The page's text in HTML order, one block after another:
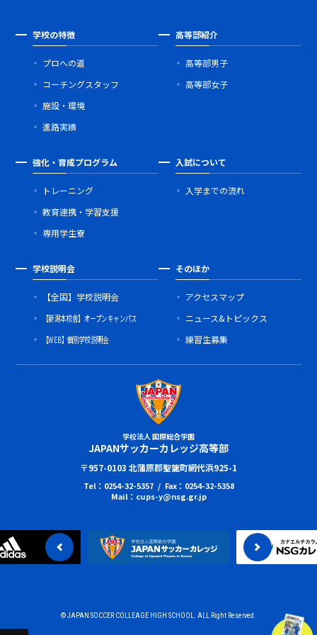
学校の特徴
プロへの道
コーチングスタッフ
施設・環境
進路実績
高等部紹介
高等部男子
高等部女子
強化・育成プログラム
トレーニング
教育連携・学習支援
専用学生寮
入試について
入学までの流れ
学校説明会
【全国】学校説明会
【新潟本校舎】オープンキャンパス
【WEB】個別学校説明会
そのほか
アクセスマップ
ニュース&トピックス
練習生募集
学校法人 国際総合学園
JAPANサッカーカレッジ高等部
〒957-0103 北蒲原郡聖籠町網代浜925-1
Tel：0254-32-5357 / Fax：0254-32-5358
Mail：cups-y@nsg.gr.jp
© JAPAN SOCCER COLLEAGE HIGH SCHOOL. ALL Right Reserved.